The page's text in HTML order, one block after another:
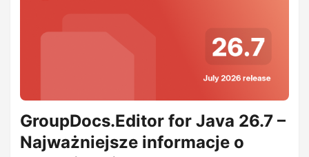
GroupDocs.Editor for Java 26.7 –
Najważniejsze informacje o